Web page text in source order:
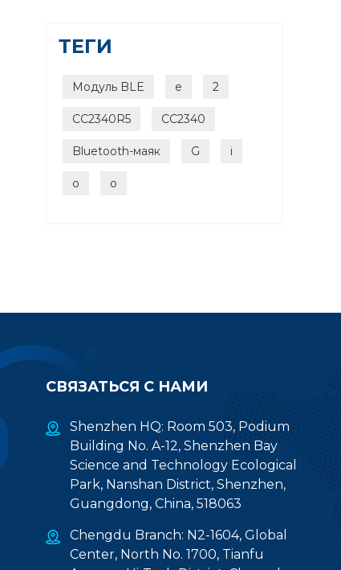
ТЕГИ
Модуль BLE e 2
CC2340R5 CC2340
Bluetooth-маяк G i
o o
СВЯЗАТЬСЯ С НАМИ
Shenzhen HQ: Room 503, Podium
Building No. A-12, Shenzhen Bay
Science and Technology Ecological
Park, Nanshan District, Shenzhen,
Guangdong, China, 518063
Chengdu Branch: N2-1604, Global
Center, North No. 1700, Tianfu